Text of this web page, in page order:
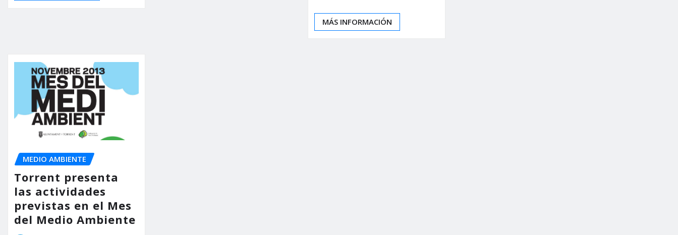
MÁS INFORMACIÓN
MEDIO AMBIENTE
Torrent presenta
las actividades
previstas en el Mes
del Medio Ambiente